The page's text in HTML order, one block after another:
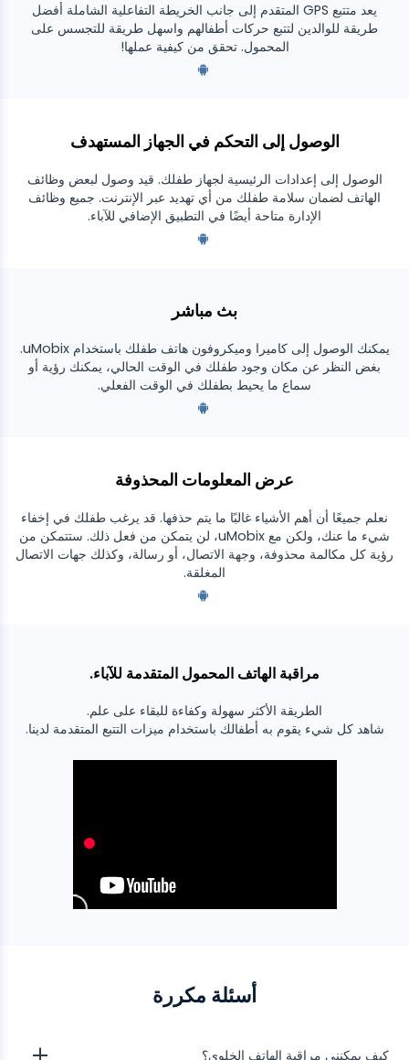
يعد متتبع GPS المتقدم إلى جانب الخريطة التفاعلية الشاملة أفضل
طريقة للوالدين لتتبع حركات أطفالهم واسهل طريقة للتجسس على
المحمول. تحقق من كيفية عملها!
الوصول إلى التحكم في الجهاز المستهدف
الوصول إلى إعدادات الرئيسية لجهاز طفلك. قيد وصول لبعض وظائف
الهاتف لضمان سلامة طفلك من أي تهديد عبر الإنترنت. جميع وظائف
الإدارة متاحة أيضًا في التطبيق الإضافي للآباء.
بث مباشر
يمكنك الوصول إلى كاميرا وميكروفون هاتف طفلك باستخدام uMobix.
بغض النظر عن مكان وجود طفلك في الوقت الحالي، يمكنك رؤية أو
سماع ما يحيط بطفلك في الوقت الفعلي.
عرض المعلومات المحذوفة
نعلم جميعًا أن أهم الأشياء غالبًا ما يتم حذفها. قد يرغب طفلك في إخفاء
شيء ما عنك، ولكن مع uMobix، لن يتمكن من فعل ذلك. ستتمكن من
رؤية كل مكالمة محذوفة، وجهة الاتصال، أو رسالة، وكذلك جهات الاتصال
المغلقة.
مراقبة الهاتف المحمول المتقدمة للآباء.
الطريقة الأكثر سهولة وكفاءة للبقاء على علم.
شاهد كل شيء يقوم به أطفالك باستخدام ميزات التتبع المتقدمة لدينا.
أسئلة مكررة
كيف يمكنني مراقبة الهاتف الخلوي؟